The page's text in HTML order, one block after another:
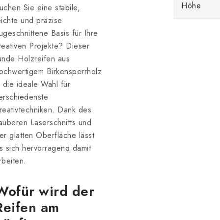
Sie eine stabile,
und präzise
Basis für Ihre
Projekte? Dieser
Holzreifen aus
Birkensperrholz
die ideale Wahl für
Dank des
Laserschnitts und
glatten Oberfläche lässt
sich hervorragend damit
wird der
am
Höhe